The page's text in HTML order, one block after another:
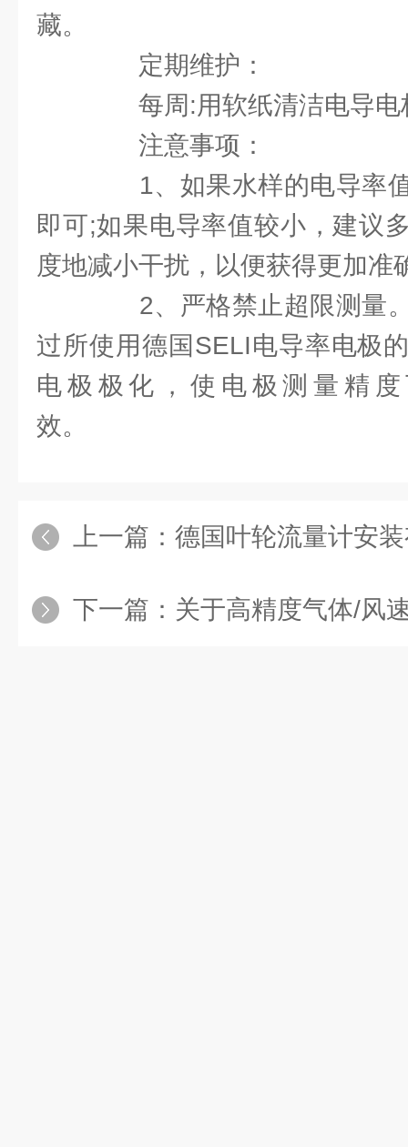
藏。
定期维护：
每周:用软纸清洁电导电
注意事项：
1、如果水样的电导率值
即可;如果电导率值较小，建议
度地减小干扰，以便获得更加准
2、严格禁止超限测量。
过所使用德国SELI电导率电极
电极极化，使电极测量精
效。
上一篇： 德国叶轮流量计安
下一篇： 关于高精度气体/风速流